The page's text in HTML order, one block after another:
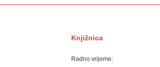
Knjižnica
Radno vrijeme: